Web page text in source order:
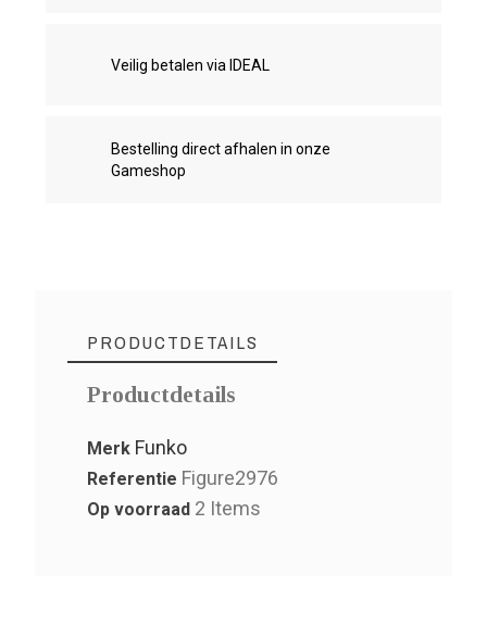
Veilig betalen via IDEAL
Bestelling direct afhalen in onze
Gameshop
PRODUCTDETAILS
Productdetails
Merk Funko
Referentie Figure2976
Op voorraad 2 Items